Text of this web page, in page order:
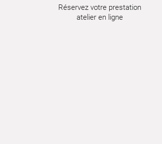
Réservez votre prestation
atelier en ligne